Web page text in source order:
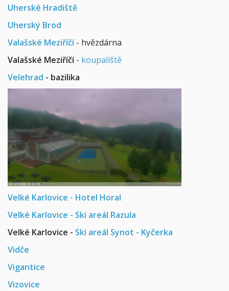
Uherské Hradiště
Uherský Brod
Valašské Meziříčí- hvězdárna
Valašské Meziříčí- koupaliště
Velehrad - bazilika
Velké Karlovice - Hotel Horal
Velké Karlovice - Ski areál Razula
Velké Karlovice - Ski areál Synot - Kyčerka
Vidče
Vigantice
Vizovice